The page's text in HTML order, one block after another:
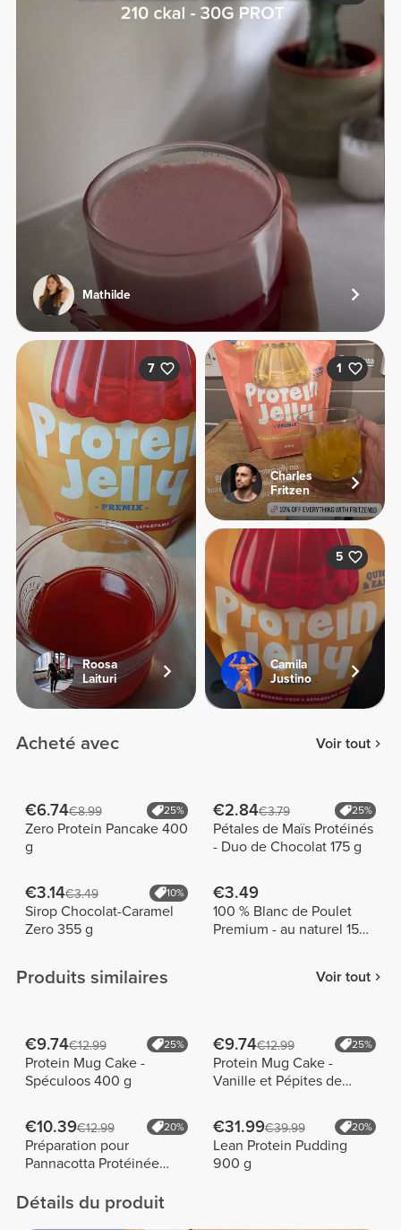
Mathilde
7
Roosa
Laituri
1
Charles
Fritzen
5
Camila
Justino
Acheté avec Voir tout
€6.74€8.99 25%
Zero Protein Pancake 400
g
€2.84€3.79 25%
Pétales de Maïs Protéinés
- Duo de Chocolat 175 g
€3.14€3.49 10%
Sirop Chocolat-Caramel
Zero 355 g
€3.49
100 % Blanc de Poulet
Premium - au naturel 155
Produits similaires Voir tout
€9.74€12.99 25%
Protein Mug Cake -
Spéculoos 400 g
€9.74€12.99 25%
Protein Mug Cake -
Vanille et Pépites de
€10.39€12.99 20%
Préparation pour
Pannacotta Protéinée
€31.99€39.99 20%
Lean Protein Pudding
900 g
Détails du produit